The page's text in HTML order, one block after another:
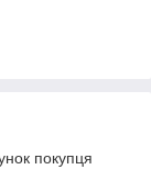
покупця